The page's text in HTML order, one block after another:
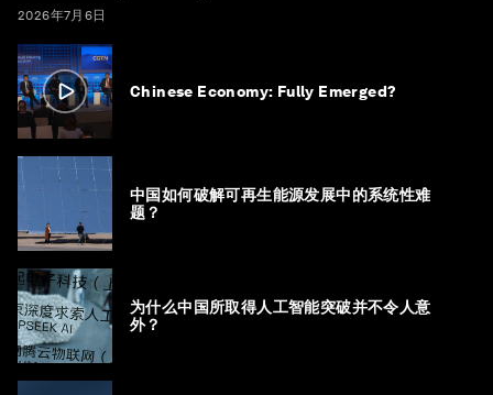
2026年7月6日
Chinese Economy: Fully Emerged?
中国如何破解可再生能源发展中的系统性难
题？
为什么中国所取得人工智能突破并不令人意
外？